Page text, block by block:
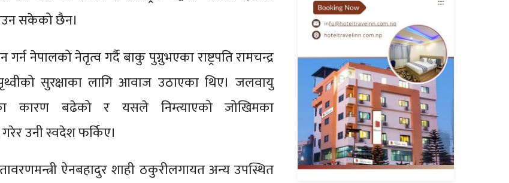
सकेको छैन।
नेपालको नेतृत्व गर्दै बाकु पुग्नुभएका राष्ट्रपति रामचन्द्र
सुरक्षाका लागि आवाज उठाएका थिए। जलवायु
कारण बढेको र यसले निम्त्याएको जोखिमका
उनी स्वदेश फर्किए।
ऐनबहादुर शाही ठकुरीलगायत अन्य उपस्थित